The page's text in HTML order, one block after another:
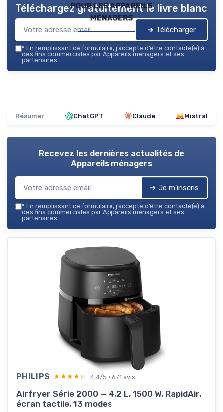
pour les appareils
ménagers
Appareils ménagers — 2026
Téléchargez gratuitement le livre blanc
➔ Télécharger
* En remplissant ce formulaire, j’accepte d’être contacté(e) à
des fins commerciales par Appareils ménagers et ses
partenaires.
Résumer ChatGPT Claude Mistral
Recevez les dernières actualités de
Appareils ménagers
➔ Je m'inscris
* En remplissant ce formulaire, j’accepte d’être contacté(e) à
des fins commerciales par Appareils ménagers et ses
partenaires.
PHILIPS ★★★★★
★★★★★ 4,4/5 · 671 avis
Airfryer Série 2000 — 4,2 L, 1500 W, RapidAir,
écran tactile, 13 modes